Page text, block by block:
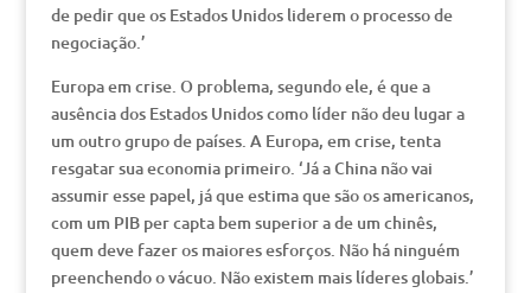
de pedir que os Estados Unidos liderem o processo de
negociação.’
Europa em crise. O problema, segundo ele, é que a
ausência dos Estados Unidos como líder não deu lugar a
um outro grupo de países. A Europa, em crise, tenta
resgatar sua economia primeiro. ‘Já a China não vai
assumir esse papel, já que estima que são os americanos,
com um PIB per capta bem superior a de um chinês,
quem deve fazer os maiores esforços. Não há ninguém
preenchendo o vácuo. Não existem mais líderes globais.’